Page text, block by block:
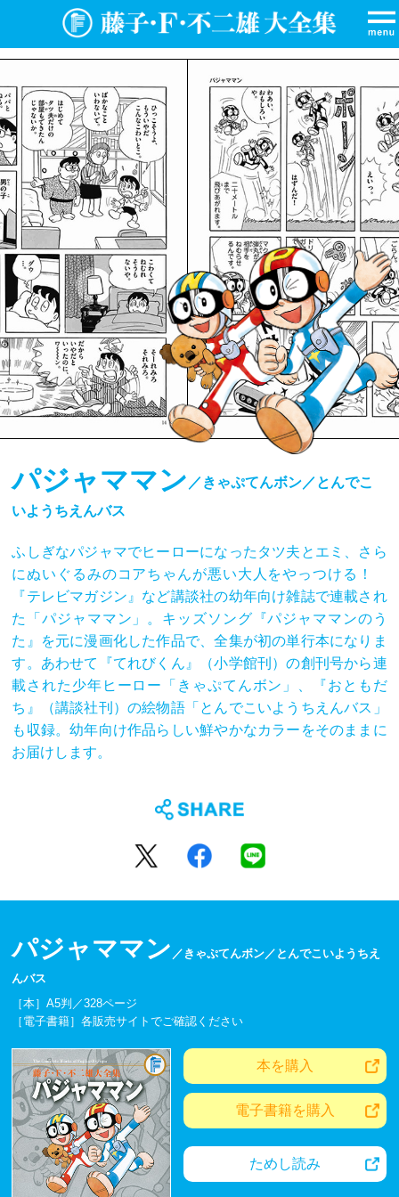
パジャママン ／きゃぷてんボン／とんでこ
いようちえんバス
ふしぎなパジャマでヒーローになったタツ夫とエミ、さら
にぬいぐるみのコアちゃんが悪い大人をやっつける！
『テレビマガジン』など講談社の幼年向け雑誌で連載され
た「パジャママン」。キッズソング『パジャママンのう
た』を元に漫画化した作品で、全集が初の単行本になりま
す。あわせて『てれびくん』（小学館刊）の創刊号から連
載された少年ヒーロー「きゃぷてんボン」、『おともだ
ち』（講談社刊）の絵物語「とんでこいようちえんバス」
も収録。幼年向け作品らしい鮮やかなカラーをそのままに
お届けします。
パジャママン ／きゃぷてんボン／とんでこいようちえ
んバス
［本］A5判／328ページ
［電子書籍］各販売サイトでご確認ください
本を購入
電子書籍を購入
ためし読み